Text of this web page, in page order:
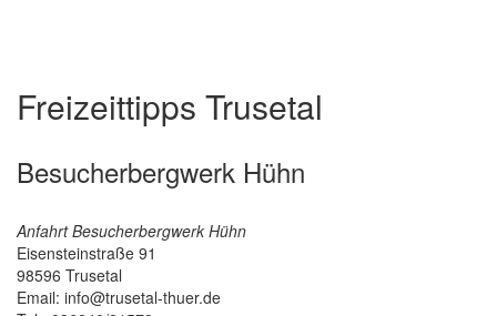
Freizeittipps Trusetal
Besucherbergwerk Hühn
Anfahrt Besucherbergwerk Hühn
Eisensteinstraße 91
98596 Trusetal
Email: info@trusetal-thuer.de